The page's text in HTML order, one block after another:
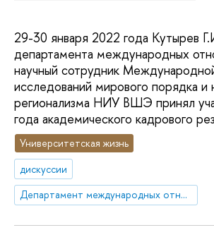
29-30 января 2022 года Кутырев
департамента международных
научный сотрудник
исследований мирового порядка и
регионализма НИУ ВШЭ принял
года академического кадрового
Университетская жизнь
дискуссии
Департамент международных отношений